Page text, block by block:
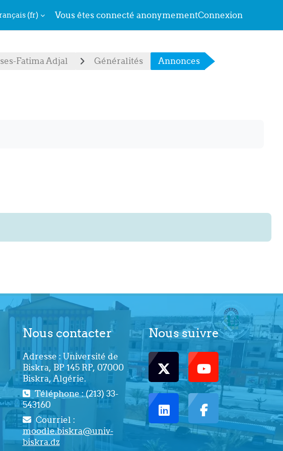
‎(fr)‎ Vous êtes connecté anonymementConnexion
Fatima Adjal Généralités Annonces
Nous contacter
Adresse : Université de
Biskra, BP 145 RP, 07000
Biskra, Algérie.
Téléphone : (213) 33-
543160
Courriel :
moodle.biskra@univ-
biskra.dz
Nous suivre